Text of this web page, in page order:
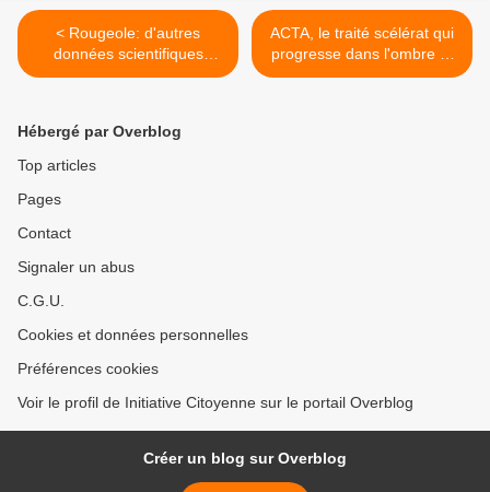
< Rougeole: d'autres
données scientifiques
contredisent de plus belle le
ACTA, le traité scélérat qui
progresse dans l'ombre et
menace tout l'Internet >
Hébergé par Overblog
Top articles
Pages
Contact
Signaler un abus
C.G.U.
Cookies et données personnelles
Préférences cookies
Voir le profil de Initiative Citoyenne sur le portail Overblog
Créer un blog sur Overblog